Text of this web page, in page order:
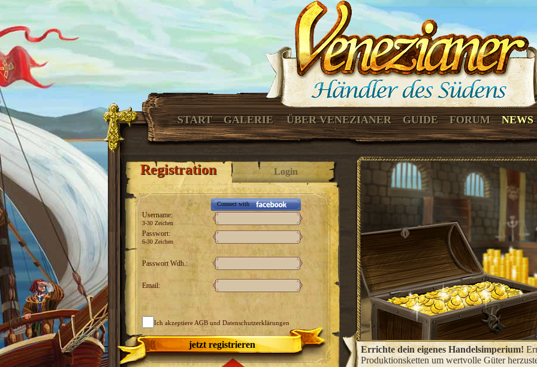
START GALERIE ÜBER VENEZIANER GUIDE FORUM NEWS
Registration Login
Connect with
Username:
3-30 Zeichen
Passwort:
6-30 Zeichen
Passwort Wdh.:
Email:
Ich akzeptiere AGB und Datenschutzerklärungen
jetzt registrieren
Erhebe dich zum mächtigen Stadtfürsten!Ergreife machtvolle Ämter und
bau deine Hafenprovinz zu einer glanzvollen Handelsmetropole aus.
Errichte dein eigenes Handelsimperium!
Produktionsketten um wertvolle Güter